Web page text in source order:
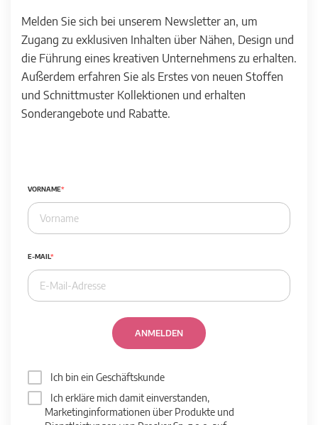
Melden Sie sich bei unserem Newsletter an, um
Zugang zu exklusiven Inhalten über Nähen, Design und
die Führung eines kreativen Unternehmens zu erhalten.
Außerdem erfahren Sie als Erstes von neuen Stoffen
und Schnittmuster Kollektionen und erhalten
Sonderangebote und Rabatte.
VORNAME
E-MAIL
ANMELDEN
Ich bin ein Geschäftskunde
Ich erkläre mich damit einverstanden,
Marketinginformationen über Produkte und